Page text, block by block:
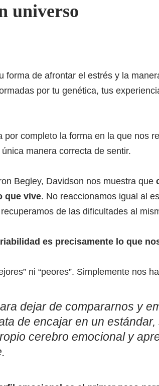
universo
forma de afrontar el estrés y la
por tu genética, tus
completo la forma en la que nos
manera correcta de sentir.
Begley, Davidson nos muestra que
que vive. No reaccionamos igual al
de las dificultades al
es precisamente lo que
ni “peores”. Simplemente nos
dejar de compararnos y
de encajar en un
cerebro emocional y